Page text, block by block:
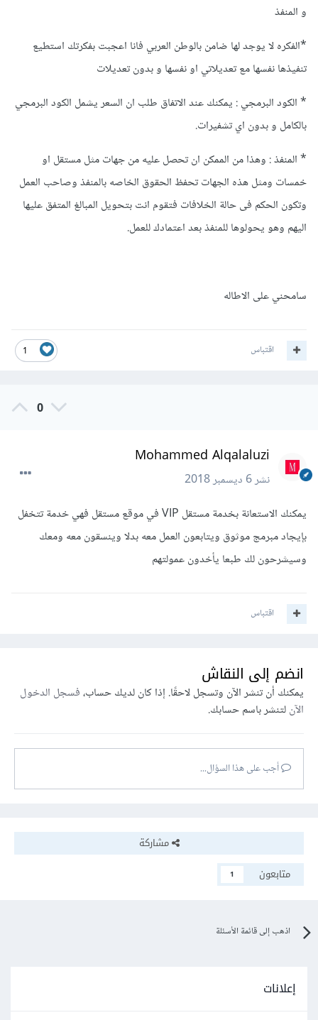
و المنفذ
*الفكره لا يوجد لها ضامن بالوطن العربي فانا اعجبت بفكرتك استطيع
تنفيذها نفسها مع تعديلاتي او نفسها و بدون تعديلات
* الكود البرمجي : يمكنك عند الاتفاق طلب ان السعر يشمل الكود البرمجي
بالكامل و بدون اي تشفيرات.
* المنفذ : وهذا من الممكن ان تحصل عليه من جهات مثل مستقل او
خمسات ومثل هذه الجهات تحفظ الحقوق الخاصه بالمنفذ وصاحب العمل
وتكون الحكم فى حالة الخلافات فتقوم انت بتحويل المبالغ المتفق عليها
اليهم وهو يحولوها للمنفذ بعد اعتمادك للعمل.
سامحني على الاطاله
1 اقتباس
0
Mohammed Alqalaluzi
نشر6 ديسمبر 2018
يمكنك الاستعانة بخدمة مستقل VIP في موقع مستقل فهي خدمة تتخفل
بإيجاد مبرمج موثوق ويتابعون العمل معه بدلا وينسقون معه ومعك
وسيشرحون لك طبعا يأخدون عمولتهم
اقتباس
انضم إلى النقاش
يمكنك أن تنشر الآن وتسجل لاحقًا. إذا كان لديك حساب،فسجل الدخول
الآنلتنشر باسم حسابك.
أجب على هذا السؤال...
مشاركة
متابعون
1
اذهب إلى قائمة الأسئلة
إعلانات